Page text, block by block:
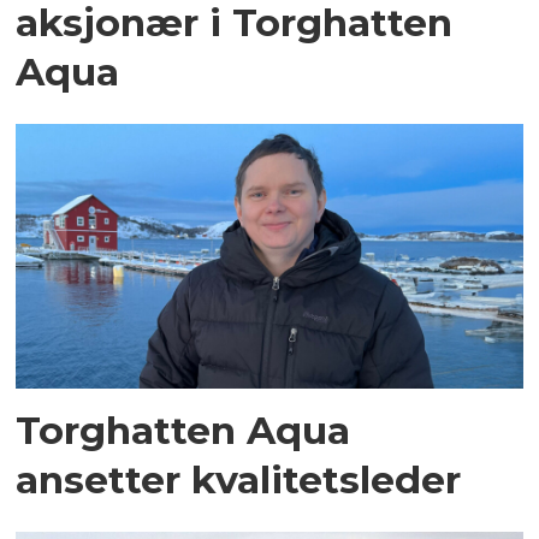
aksjonær i Torghatten
Aqua
Torghatten Aqua
ansetter kvalitetsleder